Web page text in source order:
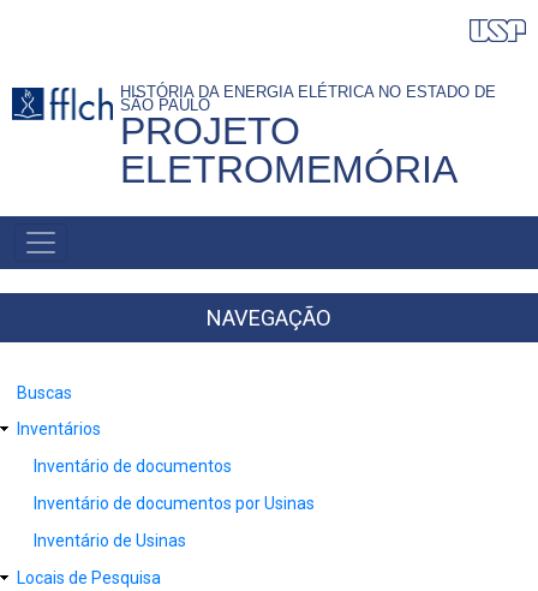
conteúdo
HISTÓRIA DA ENERGIA ELÉTRICA NO ESTADO DE
SÃO PAULO
PROJETO
ELETROMEMÓRIA
NAVEGAÇÃO
PRINCIPAL
NAVEGAÇÃO
Buscas
Inventários
Inventário de documentos
Inventário de documentos por Usinas
Inventário de Usinas
Locais de Pesquisa